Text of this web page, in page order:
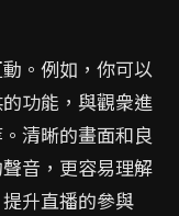
。例如，你可以
功能，與觀衆進
清晰的畫面和良
音，更容易理解
升直播的參與